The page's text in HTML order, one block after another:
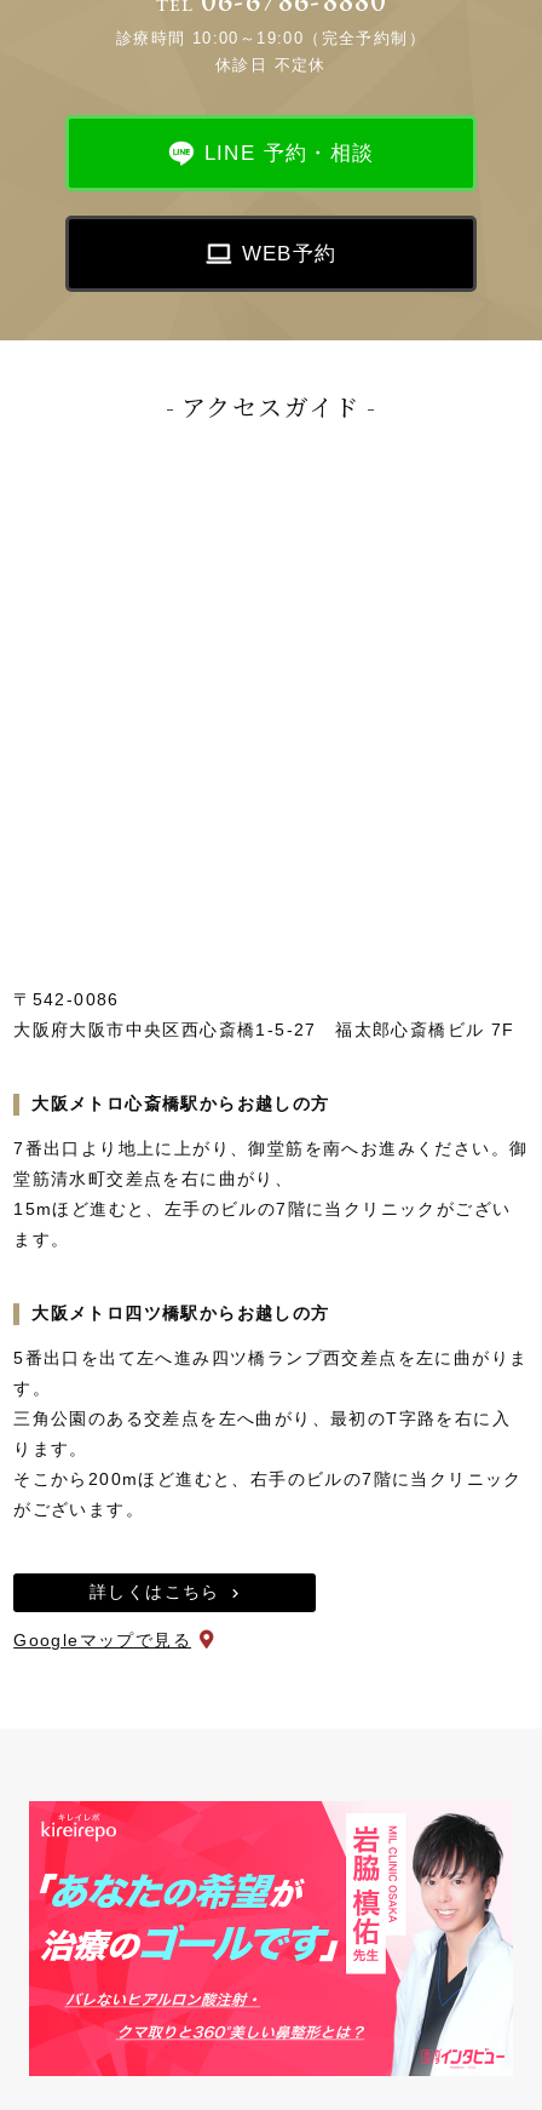
診療時間 10:00～19:00（完全予約制）
休診日 不定休
LINE 予約・相談
WEB予約
アクセスガイド
〒542-0086
大阪府大阪市中央区西心斎橋1-5-27 福太郎心斎橋ビル 7F
大阪メトロ心斎橋駅からお越しの方
7番出口より地上に上がり、御堂筋を南へお進みください。御
堂筋清水町交差点を右に曲がり、
15mほど進むと、左手のビルの7階に当クリニックがござい
ます。
大阪メトロ四ツ橋駅からお越しの方
5番出口を出て左へ進み四ツ橋ランプ西交差点を左に曲がりま
す。
三角公園のある交差点を左へ曲がり、最初のT字路を右に入
ります。
そこから200mほど進むと、右手のビルの7階に当クリニック
がございます。
詳しくはこちら
Googleマップで見る